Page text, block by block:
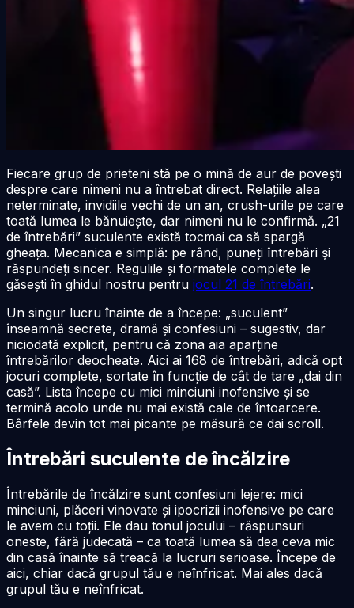
Fiecare grup de prieteni stă pe o mină de aur de povești
despre care nimeni nu a întrebat direct. Relațiile alea
neterminate, invidiile vechi de un an, crush-urile pe care
toată lumea le bănuiește, dar nimeni nu le confirmă. „21
de întrebări” suculente există tocmai ca să spargă
gheața. Mecanica e simplă: pe rând, puneți întrebări și
răspundeți sincer. Regulile și formatele complete le
găsești în ghidul nostru pentru jocul 21 de întrebări.
Un singur lucru înainte de a începe: „suculent”
înseamnă secrete, dramă și confesiuni – sugestiv, dar
niciodată explicit, pentru că zona aia aparține
întrebărilor deocheate. Aici ai 168 de întrebări, adică opt
jocuri complete, sortate în funcție de cât de tare „dai din
casă”. Lista începe cu mici minciuni inofensive și se
termină acolo unde nu mai există cale de întoarcere.
Bârfele devin tot mai picante pe măsură ce dai scroll.
Întrebări suculente de încălzire
Întrebările de încălzire sunt confesiuni lejere: mici
minciuni, plăceri vinovate și ipocrizii inofensive pe care
le avem cu toții. Ele dau tonul jocului – răspunsuri
oneste, fără judecată – ca toată lumea să dea ceva mic
din casă înainte să treacă la lucruri serioase. Începe de
aici, chiar dacă grupul tău e neînfricat. Mai ales dacă
grupul tău e neînfricat.